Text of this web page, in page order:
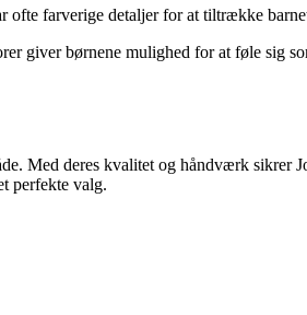
ofte farverige detaljer for at tiltrække
giver børnene mulighed for at føle sig
Med deres kvalitet og håndværk sikrer
perfekte valg.